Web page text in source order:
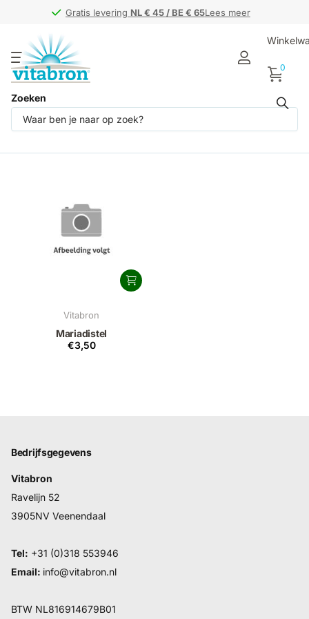
Gratis levering NL € 45 / BE € 65Lees meer
Gratis levering NL € 45 / BE € 65
Zoeken
0
Producten (1)
Vitabron
Mariadistel
€3,50
Bedrijfsgegevens
Vitabron
Ravelijn 52
3905NV Veenendaal
Tel: +31 (0)318 553946
Email: info@vitabron.nl
BTW NL816914679B01